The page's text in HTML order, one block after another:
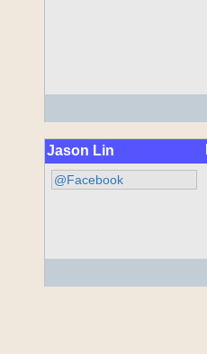
Jason Lin
@Facebook